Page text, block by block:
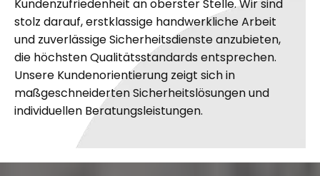
Kundenzufriedenheit an oberster Stelle. Wir sind
stolz darauf, erstklassige handwerkliche Arbeit
und zuverlässige Sicherheitsdienste anzubieten,
die höchsten Qualitätsstandards entsprechen.
Unsere Kundenorientierung zeigt sich in
maßgeschneiderten Sicherheitslösungen und
individuellen Beratungsleistungen.